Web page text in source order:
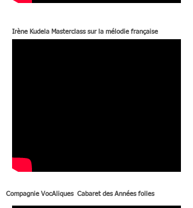
Irène Kudela Masterclass sur la mélodie française
Compagnie VocAliques Cabaret des Années folles